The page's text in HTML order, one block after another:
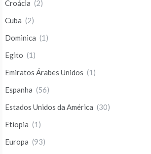
Croácia (2)
Cuba (2)
Dominica (1)
Egito (1)
Emiratos Árabes Unidos (1)
Espanha (56)
Estados Unidos da América (30)
Etiopia (1)
Europa (93)